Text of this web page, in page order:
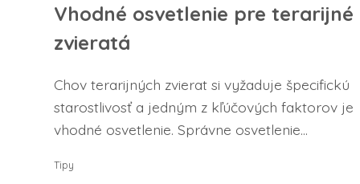
Vhodné osvetlenie pre terarijné
zvieratá
Chov terarijných zvierat si vyžaduje špecifickú
starostlivosť a jedným z kľúčových faktorov je
vhodné osvetlenie. Správne osvetlenie...
Tipy